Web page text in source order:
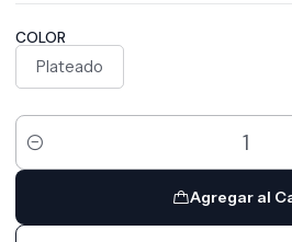
COLOR
Plateado
Cantidad
Agregar al